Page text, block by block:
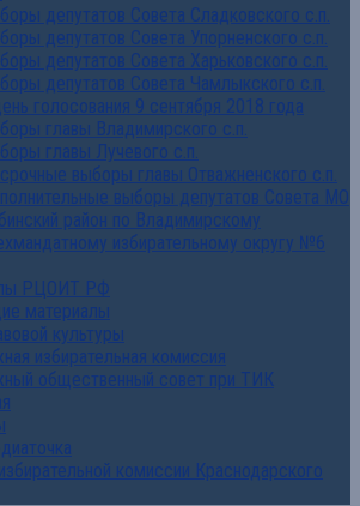
депутатов Совета Сладковского с.п.
депутатов Совета Упорненского с.п.
депутатов Совета Харьковского с.п.
депутатов Совета Чамлыкского с.п.
голосования 9 сентября 2018 года
главы Владимирского с.п.
главы Лучевого с.п.
выборы главы Отважненского с.п.
выборы депутатов Совета МО
район по Владимирскому
избирательному округу №6
РЦОИТ РФ
материалы
культуры
избирательная комиссия
общественный совет при ТИК
комиссии Краснодарского